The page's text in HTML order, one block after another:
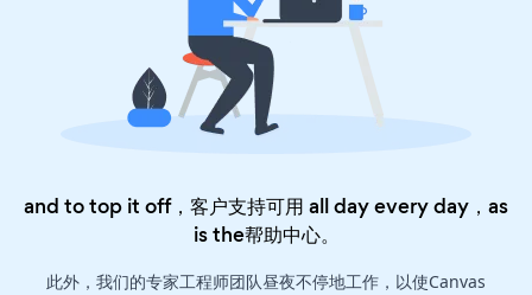
and to top it off，客户支持可用 all day every day，as
is the帮助中心。
此外，我们的专家工程师团队昼夜不停地工作，以使Canvas